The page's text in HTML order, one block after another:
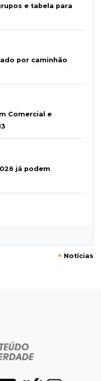
e tabela para
por caminhão
Comercial e
já podem
antes de jogo que
MG e segue
+ Notícias